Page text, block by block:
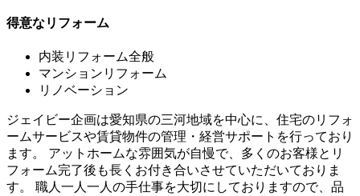
得意なリフォーム
内装リフォーム全般
マンションリフォーム
リノベーション
ジェイビー企画は愛知県の三河地域を中心に、住宅のリフォ
ームサービスや賃貸物件の管理・経営サポートを行っており
ます。 アットホームな雰囲気が自慢で、多くのお客様とリ
フォーム完了後も長くお付き合いさせていただいておりま
す。 職人一人一人の手仕事を大切にしておりますので、品